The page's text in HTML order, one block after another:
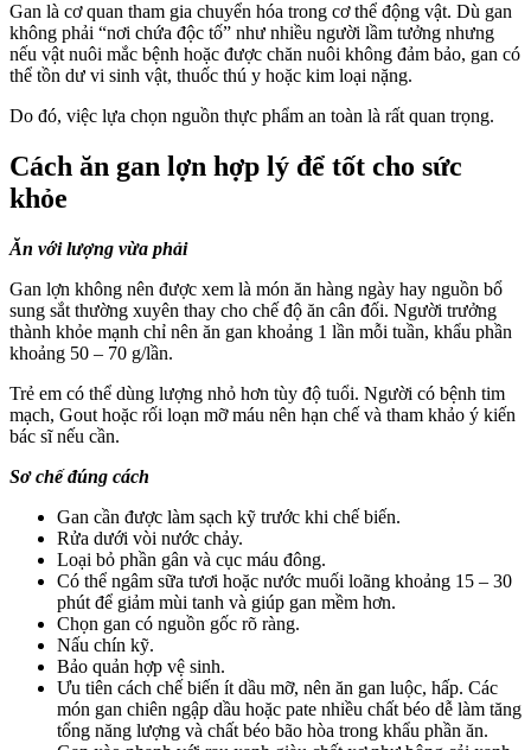
Gan là cơ quan tham gia chuyển hóa trong cơ thể động vật. Dù gan
không phải “nơi chứa độc tố” như nhiều người lầm tưởng nhưng
nếu vật nuôi mắc bệnh hoặc được chăn nuôi không đảm bảo, gan có
thể tồn dư vi sinh vật, thuốc thú y hoặc kim loại nặng.
Do đó, việc lựa chọn nguồn thực phẩm an toàn là rất quan trọng.
Cách ăn gan lợn hợp lý để tốt cho sức
khỏe
Ăn với lượng vừa phải
Gan lợn không nên được xem là món ăn hàng ngày hay nguồn bổ
sung sắt thường xuyên thay cho chế độ ăn cân đối. Người trưởng
thành khỏe mạnh chỉ nên ăn gan khoảng 1 lần mỗi tuần, khẩu phần
khoảng 50 – 70 g/lần.
Trẻ em có thể dùng lượng nhỏ hơn tùy độ tuổi. Người có bệnh tim
mạch, Gout hoặc rối loạn mỡ máu nên hạn chế và tham khảo ý kiến
bác sĩ nếu cần.
Sơ chế đúng cách
Gan cần được làm sạch kỹ trước khi chế biến.
Rửa dưới vòi nước chảy.
Loại bỏ phần gân và cục máu đông.
Có thể ngâm sữa tươi hoặc nước muối loãng khoảng 15 – 30
phút để giảm mùi tanh và giúp gan mềm hơn.
Chọn gan có nguồn gốc rõ ràng.
Nấu chín kỹ.
Bảo quản hợp vệ sinh.
Ưu tiên cách chế biến ít dầu mỡ, nên ăn gan luộc, hấp. Các
món gan chiên ngập dầu hoặc pate nhiều chất béo dễ làm tăng
tổng năng lượng và chất béo bão hòa trong khẩu phần ăn.